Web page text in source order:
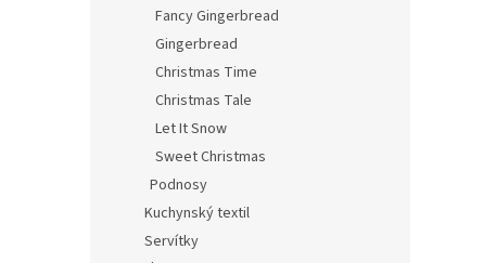
Fancy Gingerbread
Gingerbread
Christmas Time
Christmas Tale
Let It Snow
Sweet Christmas
Podnosy
Kuchynský textil
Servítky